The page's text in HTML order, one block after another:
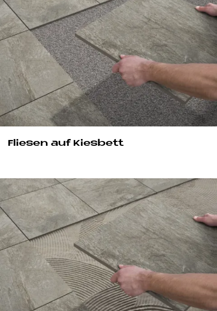
Fliesen auf Kiesbett